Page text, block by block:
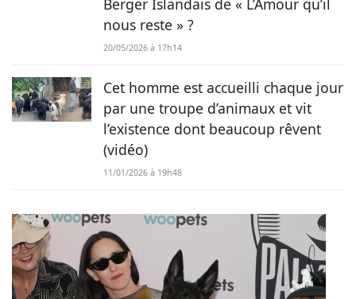
Berger Islandais de « L’Amour qu’il
nous reste » ?
20/05/2026 à 17h14
Cet homme est accueilli chaque jour
par une troupe d’animaux et vit
l’existence dont beaucoup rêvent
(vidéo)
11/01/2026 à 19h48